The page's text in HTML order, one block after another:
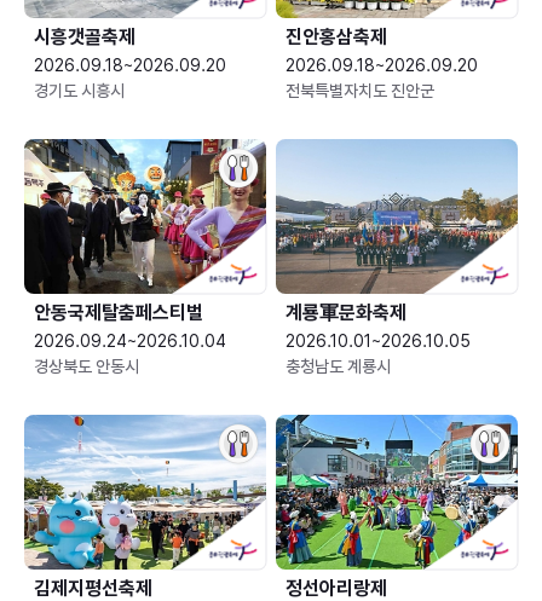
시흥갯골축제
2026.09.18~2026.09.20
경기도 시흥시
진안홍삼축제
2026.09.18~2026.09.20
전북특별자치도 진안군
안동국제탈춤페스티벌
2026.09.24~2026.10.04
경상북도 안동시
2026.10.01~2026.10.05
충청남도 계룡시
김제지평선축제 정선아리랑제